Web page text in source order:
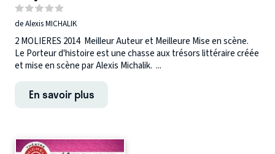
de Alexis MICHALIK
2 MOLIERES 2014 Meilleur Auteur et Meilleure Mise en scène.
Le Porteur d'histoire est une chasse aux trésors littéraire créée
et mise en scène par Alexis Michalik. ...
En savoir plus